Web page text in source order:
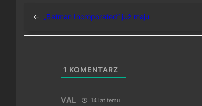
← „Batman Incroporated” już maju
1 KOMENTARZ
VAL 14 lat temu